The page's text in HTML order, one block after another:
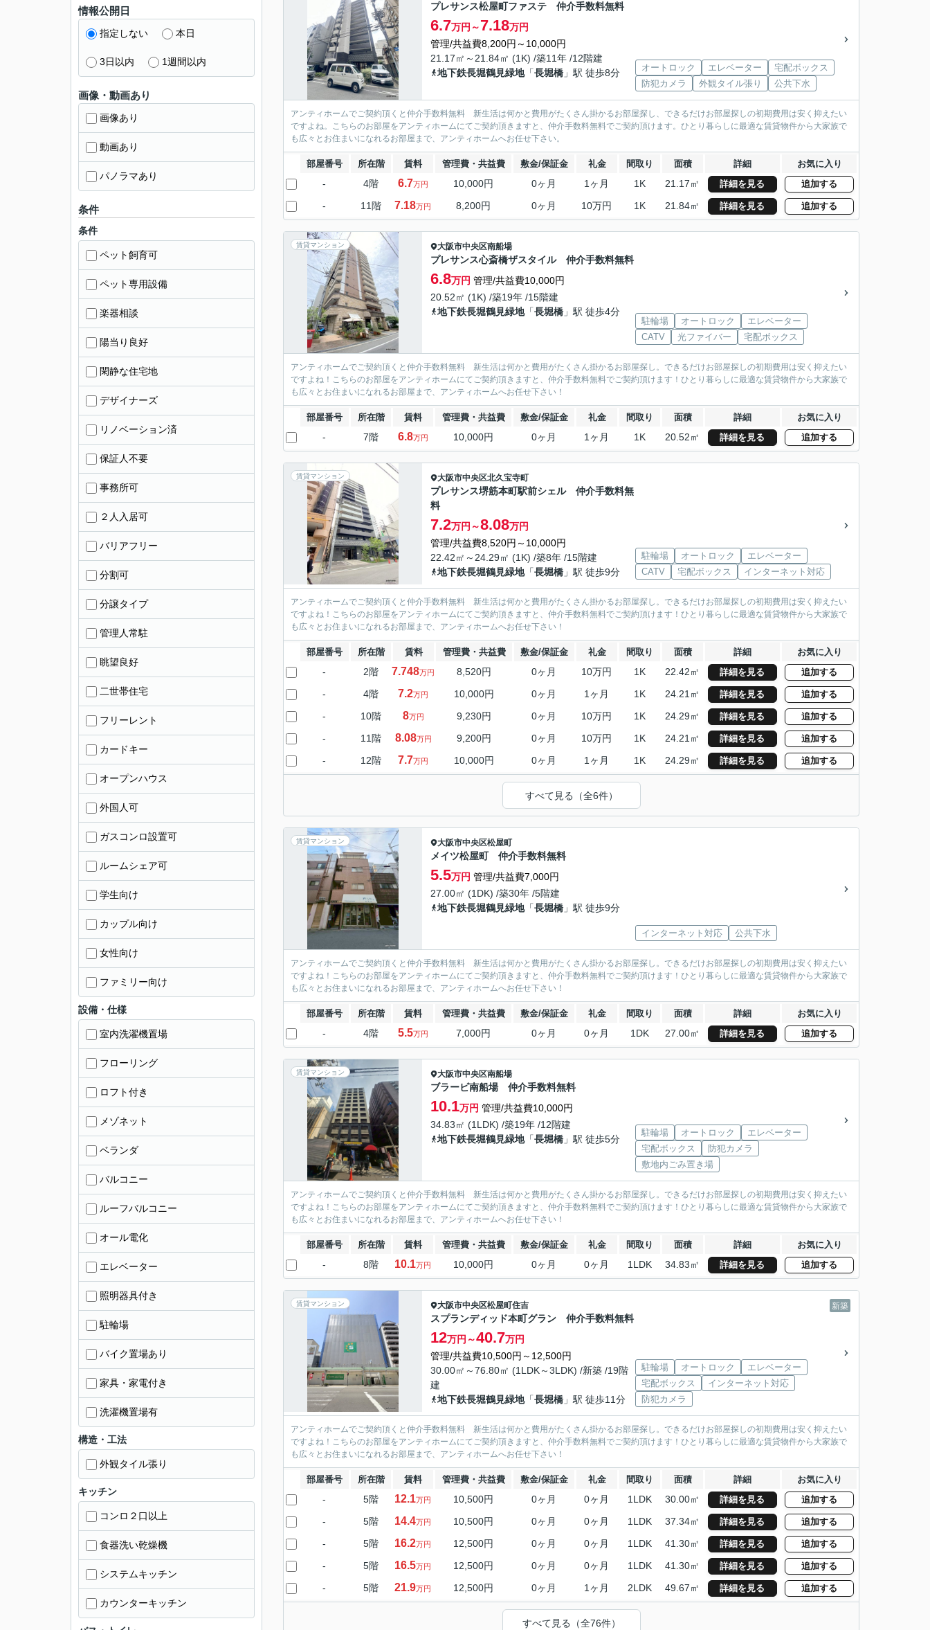
プレサンス松屋町ファステ 仲介手数料無料
6.7万円～7.18万円
管理/共益費8,200円～10,000円
21.17㎡～21.84㎡ (1K) /築11年 /12階建
地下鉄長堀鶴見緑地「長堀橋 」駅 徒歩8分 オートロック エレベーター
宅配ボックス
防犯カメラ
外観タイル張り 公共下水
アンティホームでご契約頂くと仲介手数料無料 新生活は何かと費用がたくさん掛かるお部屋探し、できるだけお部屋探しの初期費用は安く抑えたい
ですよね。こちらのお部屋をアンティホームにてご契約頂きますと、仲介手数料無料でご契約頂けます。ひとり暮らしに最適な賃貸物件から大家族で
も広々とお住まいになれるお部屋まで、アンティホームへお任せ下さい。
部屋番号 所在階 賃料 管理費・共益費 敷金/保証金 礼金 間取り 面積 詳細 お気に入り
- 4階 6.7万円 10,000円 0ヶ月 1ヶ月 1K 21.17㎡ 詳細を見る 追加する
- 11階 7.18万円 8,200円 0ヶ月 10万円 1K 21.84㎡ 詳細を見る 追加する
賃貸マンション 大阪市中央区南船場
プレサンス心斎橋ザスタイル 仲介手数料無料
6.8万円 管理/共益費10,000円
20.52㎡ (1K) /築19年 /15階建
地下鉄長堀鶴見緑地「長堀橋 」駅 徒歩4分
駐輪場 オートロック
エレベーター
CATV
光ファイバー 宅配ボックス
アンティホームでご契約頂くと仲介手数料無料 新生活は何かと費用がたくさん掛かるお部屋探し。できるだけお部屋探しの初期費用は安く抑えたい
ですよね！こちらのお部屋をアンティホームにてご契約頂きますと、仲介手数料無料でご契約頂けます！ひとり暮らしに最適な賃貸物件から大家族で
も広々とお住まいになれるお部屋まで、アンティホームへお任せ下さい！
部屋番号 所在階 賃料 管理費・共益費 敷金/保証金 礼金 間取り 面積 詳細 お気に入り
- 7階 6.8万円 10,000円 0ヶ月 1ヶ月 1K 20.52㎡ 詳細を見る 追加する
賃貸マンション 大阪市中央区北久宝寺町
プレサンス堺筋本町駅前シェル 仲介手数料無
料
7.2万円～8.08万円
管理/共益費8,520円～10,000円
22.42㎡～24.29㎡ (1K) /築8年 /15階建
地下鉄長堀鶴見緑地「長堀橋 」駅 徒歩9分
駐輪場 オートロック
エレベーター
CATV
宅配ボックス インターネット対応
アンティホームでご契約頂くと仲介手数料無料 新生活は何かと費用がたくさん掛かるお部屋探し。できるだけお部屋探しの初期費用は安く抑えたい
ですよね！こちらのお部屋をアンティホームにてご契約頂きますと、仲介手数料無料でご契約頂けます！ひとり暮らしに最適な賃貸物件から大家族で
も広々とお住まいになれるお部屋まで、アンティホームへお任せ下さい！
部屋番号 所在階 賃料 管理費・共益費 敷金/保証金 礼金 間取り 面積 詳細 お気に入り
- 2階 7.748万円 8,520円 0ヶ月 10万円 1K 22.42㎡ 詳細を見る 追加する
- 4階 7.2万円 10,000円 0ヶ月 1ヶ月 1K 24.21㎡ 詳細を見る 追加する
- 10階 8万円 9,230円 0ヶ月 10万円 1K 24.29㎡ 詳細を見る 追加する
- 11階 8.08万円 9,200円 0ヶ月 10万円 1K 24.21㎡ 詳細を見る 追加する
- 12階 7.7万円 10,000円 0ヶ月 1ヶ月 1K 24.29㎡ 詳細を見る 追加する
すべて見る（全6件）
賃貸マンション 大阪市中央区松屋町
メイツ松屋町 仲介手数料無料
5.5万円 管理/共益費7,000円
27.00㎡ (1DK) /築30年 /5階建
地下鉄長堀鶴見緑地「長堀橋 」駅 徒歩9分
インターネット対応 公共下水
アンティホームでご契約頂くと仲介手数料無料 新生活は何かと費用がたくさん掛かるお部屋探し。できるだけお部屋探しの初期費用は安く抑えたい
ですよね！こちらのお部屋をアンティホームにてご契約頂きますと、仲介手数料無料でご契約頂けます！ひとり暮らしに最適な賃貸物件から大家族で
も広々とお住まいになれるお部屋まで、アンティホームへお任せ下さい！
部屋番号 所在階 賃料 管理費・共益費 敷金/保証金 礼金 間取り 面積 詳細 お気に入り
- 4階 5.5万円 7,000円 0ヶ月 0ヶ月 1DK 27.00㎡ 詳細を見る 追加する
賃貸マンション 大阪市中央区南船場
ブラービ南船場 仲介手数料無料
10.1万円 管理/共益費10,000円
34.83㎡ (1LDK) /築19年 /12階建
地下鉄長堀鶴見緑地「長堀橋 」駅 徒歩5分
駐輪場 オートロック
エレベーター
宅配ボックス
防犯カメラ
敷地内ごみ置き場
アンティホームでご契約頂くと仲介手数料無料 新生活は何かと費用がたくさん掛かるお部屋探し。できるだけお部屋探しの初期費用は安く抑えたい
ですよね！こちらのお部屋をアンティホームにてご契約頂きますと、仲介手数料無料でご契約頂けます！ひとり暮らしに最適な賃貸物件から大家族で
も広々とお住まいになれるお部屋まで、アンティホームへお任せ下さい！
部屋番号 所在階 賃料 管理費・共益費 敷金/保証金 礼金 間取り 面積 詳細 お気に入り
- 8階 10.1万円 10,000円 0ヶ月 0ヶ月 1LDK 34.83㎡ 詳細を見る 追加する
賃貸マンション 新築
大阪市中央区松屋町住吉
スプランディッド本町グラン 仲介手数料無料
12万円～40.7万円
管理/共益費10,500円～12,500円
30.00㎡～76.80㎡ (1LDK～3LDK) /新築 /19階
建
地下鉄長堀鶴見緑地「長堀橋 」駅 徒歩11分
駐輪場 オートロック
エレベーター
宅配ボックス
インターネット対応
防犯カメラ
アンティホームでご契約頂くと仲介手数料無料 新生活は何かと費用がたくさん掛かるお部屋探し。できるだけお部屋探しの初期費用は安く抑えたい
ですよね！こちらのお部屋をアンティホームにてご契約頂きますと、仲介手数料無料でご契約頂けます！ひとり暮らしに最適な賃貸物件から大家族で
も広々とお住まいになれるお部屋まで、アンティホームへお任せ下さい！
部屋番号 所在階 賃料 管理費・共益費 敷金/保証金 礼金 間取り 面積 詳細 お気に入り
- 5階 12.1万円 10,500円 0ヶ月 0ヶ月 1LDK 30.00㎡ 詳細を見る 追加する
- 5階 14.4万円 10,500円 0ヶ月 0ヶ月 1LDK 37.34㎡ 詳細を見る 追加する
- 5階 16.2万円 12,500円 0ヶ月 0ヶ月 1LDK 41.30㎡ 詳細を見る 追加する
- 5階 16.5万円 12,500円 0ヶ月 0ヶ月 1LDK 41.30㎡ 詳細を見る 追加する
- 5階 21.9万円 12,500円 0ヶ月 1ヶ月 2LDK 49.67㎡ 詳細を見る 追加する
すべて見る（全76件）
情報公開日
指定しない 本日
3日以内 1週間以内
画像・動画あり
画像あり
動画あり
パノラマあり
条件
条件
ペット飼育可
ペット専用設備
楽器相談
陽当り良好
閑静な住宅地
デザイナーズ
リノベーション済
保証人不要
事務所可
２人入居可
バリアフリー
分割可
分譲タイプ
管理人常駐
眺望良好
二世帯住宅
フリーレント
カードキー
オープンハウス
外国人可
ガスコンロ設置可
ルームシェア可
学生向け
カップル向け
女性向け
ファミリー向け
設備・仕様
室内洗濯機置場
フローリング
ロフト付き
メゾネット
ベランダ
バルコニー
ルーフバルコニー
オール電化
エレベーター
照明器具付き
駐輪場
バイク置場あり
家具・家電付き
洗濯機置場有
構造・工法
外観タイル張り
キッチン
コンロ２口以上
食器洗い乾燥機
システムキッチン
カウンターキッチン